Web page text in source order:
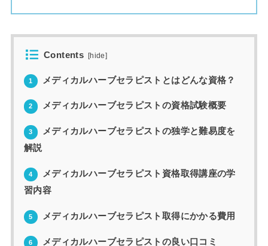
Contents [hide]
1 メディカルハーブセラピストとはどんな資格？
2 メディカルハーブセラピストの資格試験概要
3
メディカルハーブセラピストの独学と難易度を
解説
4
メディカルハーブセラピスト資格取得講座の学
習内容
5 メディカルハーブセラピスト取得にかかる費用
6 メディカルハーブセラピストの良い口コミ